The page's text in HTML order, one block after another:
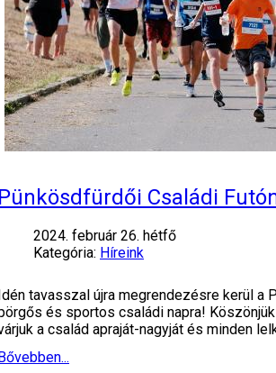
Családi
2024. február 26. hétfő
Kategória: Híreink
tavasszal újra megrendezésre kerül a
és sportos családi napra!
a család apraját-nagyját és minden